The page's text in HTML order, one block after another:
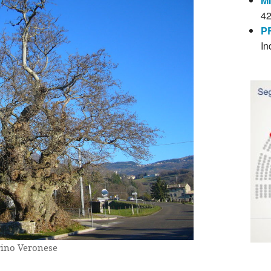
Veronese